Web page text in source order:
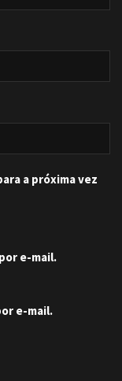
a próxima vez
e-mail.
e-mail.